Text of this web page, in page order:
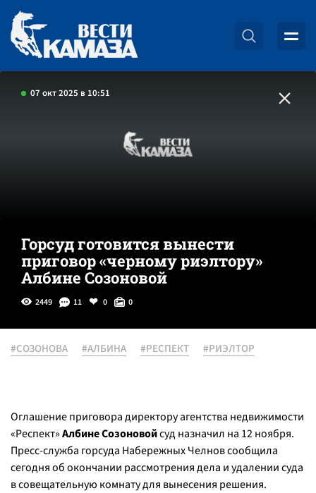
07 окт 2025 в 10:51
Горсуд готовится вынести
приговор «черному риэлтору»
Албине Созоновой
2449 11 0 0
#СОЗОНОВА #АЛБИНА #РЕСПЕКТ #РИЭЛТОР
Оглашение приговора директору агентства недвижимости
«Респект»Албине Созоновойсуд назначил на 12 ноября.
Пресс-служба горсуда Набережных Челнов сообщила
сегодня об окончании рассмотрения дела и удалении суда
в совещательную комнату для вынесения решения.